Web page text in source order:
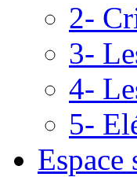
2-
3-
4-
5-
Espace